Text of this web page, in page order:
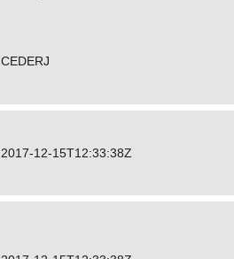
CEDERJ
2017-12-15T12:33:38Z